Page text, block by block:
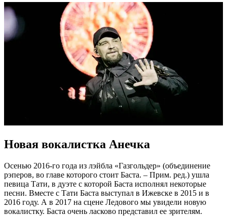
Новая вокалистка Анечка
Осенью 2016-го года из лэйбла «Газгольдер» (объединение
рэперов, во главе которого стоит Баста. – Прим. ред.) ушла
певица Тати, в дуэте с которой Баста исполнял некоторые
песни. Вместе с Тати Баста выступал в Ижевске в 2015 и в
2016 году. А в 2017 на сцене Ледового мы увидели новую
вокалистку. Баста очень ласково представил ее зрителям.